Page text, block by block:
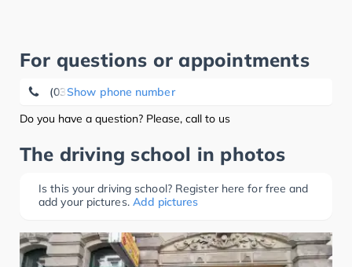
For questions or appointments
Show phone number
(0351) 4 21 33 04
Do you have a question? Please, call to us
The driving school in photos
Is this your driving school? Register here for free and
add your pictures. Add pictures